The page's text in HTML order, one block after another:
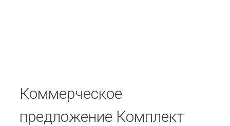
Коммерческое
предложение Комплект